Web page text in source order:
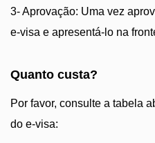
3- Aprovação: Uma vez
e-visa e apresentá-lo na
Quanto custa?
Por favor, consulte a tabela
do e-visa: